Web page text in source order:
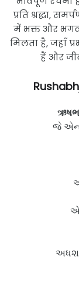
प्रति श्रद्धा,
में भक्त और
मिलता है, जहाँ
हैं और
જે